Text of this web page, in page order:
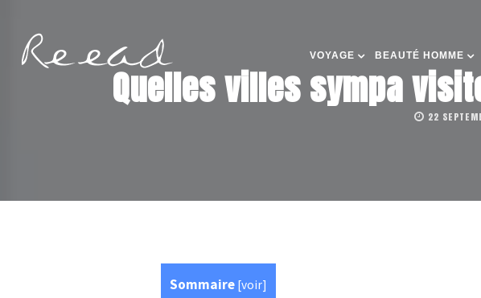
VOYAGE BEAUTÉ HOMME
Quelles villes sympa
22
Sommaire [voir]